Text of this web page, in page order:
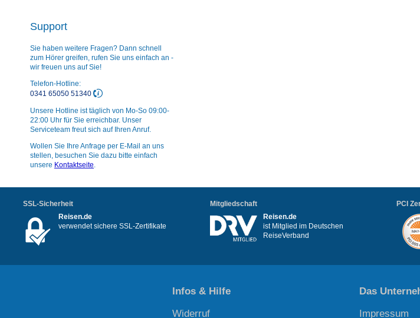
Support
Sie haben weitere Fragen? Dann schnell
zum Hörer greifen, rufen Sie uns einfach an -
wir freuen uns auf Sie!
Telefon-Hotline:
0341 65050 51340
Unsere Hotline ist täglich von Mo-So 09:00-
22:00 Uhr für Sie erreichbar. Unser
Serviceteam freut sich auf Ihren Anruf.
Wollen Sie Ihre Anfrage per E-Mail an uns
stellen, besuchen Sie dazu bitte einfach
unsere Kontaktseite
SSL-Sicherheit
Reisen.de
verwendet sichere SSL-Zertifikate
Mitgliedschaft
Reisen.de
ist Mitglied im Deutschen
ReiseVerband
PCI
Infos & Hilfe
Widerruf
Das
Impressum